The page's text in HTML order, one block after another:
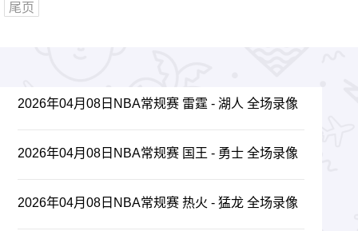
尾页
2026年04月08日NBA常规赛 雷霆 - 湖人 全场录像
2026年04月08日NBA常规赛 国王 - 勇士 全场录像
2026年04月08日NBA常规赛 热火 - 猛龙 全场录像